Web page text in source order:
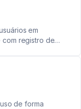
em
com registro de
de forma